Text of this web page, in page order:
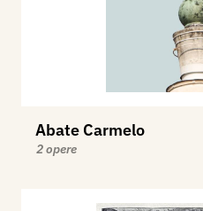
Abate Carmelo
2 opere